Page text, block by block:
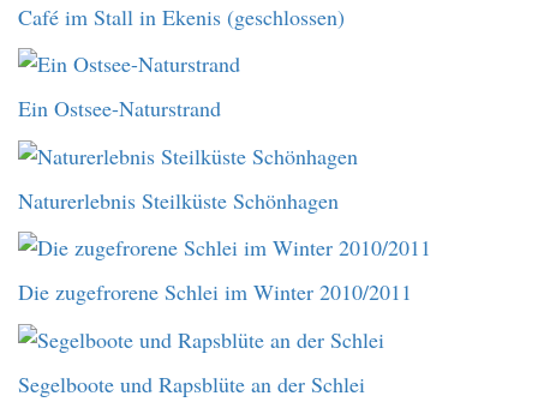
Café im Stall in Ekenis (geschlossen)
Ein Ostsee-Naturstrand
Naturerlebnis Steilküste Schönhagen
Die zugefrorene Schlei im Winter 2010/2011
Segelboote und Rapsblüte an der Schlei